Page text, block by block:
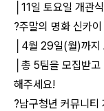
│11일 토요일 개관
?주말의 명화 신카
│4월 29일(월)까지
│총 5팀을 모집받
해주세요!
?남구청년 커뮤니